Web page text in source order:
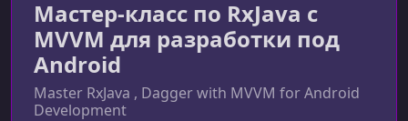
Мастер-класс по RxJava с
MVVM для разработки под
Android
Master RxJava , Dagger with MVVM for Android
Development